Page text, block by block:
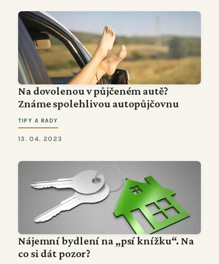
Na dovolenou v půjčeném autě?
Známe spolehlivou autopůjčovnu
TIPY A RADY
13. 04. 2023
Nájemní bydlení na „psí knížku“. Na
co si dát pozor?